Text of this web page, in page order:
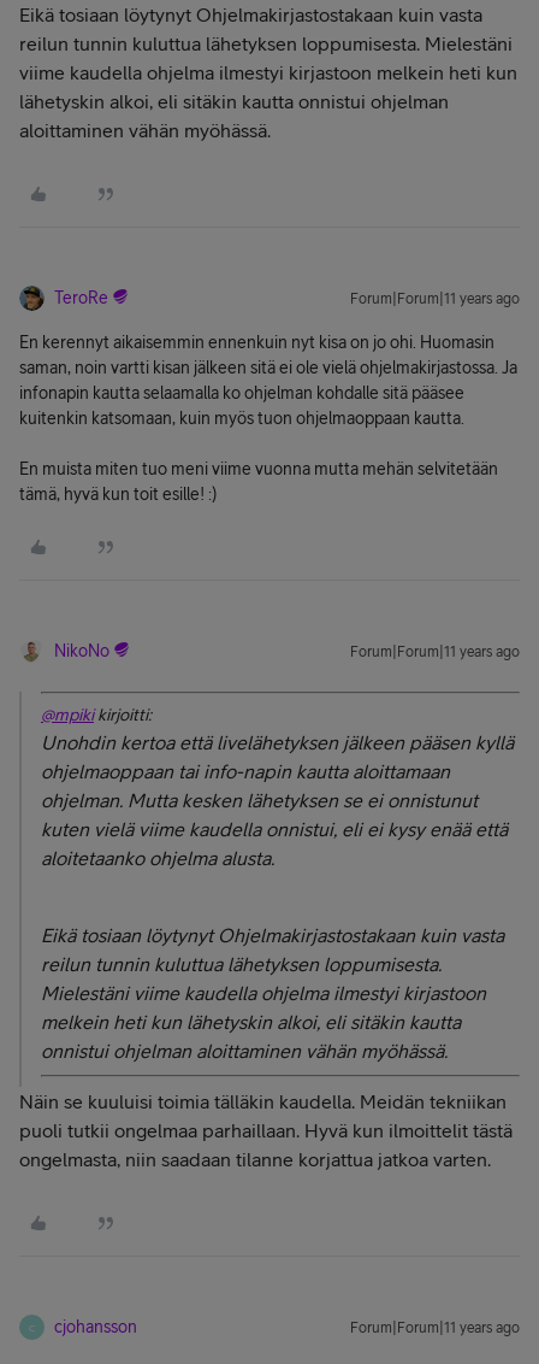
Eikä tosiaan löytynyt Ohjelmakirjastostakaan kuin vasta
reilun tunnin kuluttua lähetyksen loppumisesta. Mielestäni
viime kaudella ohjelma ilmestyi kirjastoon melkein heti kun
lähetyskin alkoi, eli sitäkin kautta onnistui ohjelman
aloittaminen vähän myöhässä.
TeroRe Forum|Forum|11 years ago
En kerennyt aikaisemmin ennenkuin nyt kisa on jo ohi. Huomasin
saman, noin vartti kisan jälkeen sitä ei ole vielä ohjelmakirjastossa. Ja
infonapin kautta selaamalla ko ohjelman kohdalle sitä pääsee
kuitenkin katsomaan, kuin myös tuon ohjelmaoppaan kautta.
En muista miten tuo meni viime vuonna mutta mehän selvitetään
tämä, hyvä kun toit esille! :)
NikoNo Forum|Forum|11 years ago
@mpikikirjoitti:
Unohdin kertoa että livelähetyksen jälkeen pääsen kyllä
ohjelmaoppaan tai info-napin kautta aloittamaan
ohjelman. Mutta kesken lähetyksen se ei onnistunut
kuten vielä viime kaudella onnistui, eli ei kysy enää että
aloitetaanko ohjelma alusta.
Eikä tosiaan löytynyt Ohjelmakirjastostakaan kuin vasta
reilun tunnin kuluttua lähetyksen loppumisesta.
Mielestäni viime kaudella ohjelma ilmestyi kirjastoon
melkein heti kun lähetyskin alkoi, eli sitäkin kautta
onnistui ohjelman aloittaminen vähän myöhässä.
Näin se kuuluisi toimia tälläkin kaudella. Meidän tekniikan
puoli tutkii ongelmaa parhaillaan. Hyvä kun ilmoittelit tästä
ongelmasta, niin saadaan tilanne korjattua jatkoa varten.
C cjohansson Forum|Forum|11 years ago